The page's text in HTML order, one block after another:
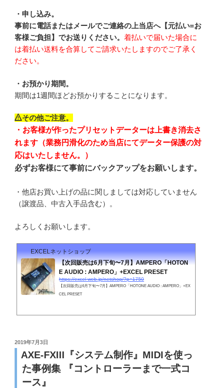
・申し込み。
事前に電話またはメールでご連絡の上当店へ【元払い=お
客様ご負担】でお送りください。 着払いで届いた場合に
は着払い送料を合算してご請求いたしますのでご了承く
ださい。
・お預かり期間。
期間は1週間ほどお預かりすることになります。
その他ご注意。
・お客様が作ったプリセットデーターは上書き消去さ
れます（業務円滑化のため当店にてデーター保護の対
応はいたしません。）
必ずお客様にて事前にバックアップをお願いします。
・他店お買い上げの品に関しましては対応していません
（譲渡品、中古入手品含む）。
よろしくお願いします。
EXCELネットショップ
【次回販売は6月下旬〜7月】AMPERO「HOTON
E AUDIO : AMPERO」+EXCEL PRESET
https://excel-web.jp/netshop/?p=1750
【次回販売は6月下旬〜7月】AMPERO「HOTONE AUDIO : AMPERO」+EX
CEL PRESET
投
日:
2019年7月3日
AXE-FXIII『システム制作』MIDIを使っ
た事例集 『コントローラーまで一式コ
ース』